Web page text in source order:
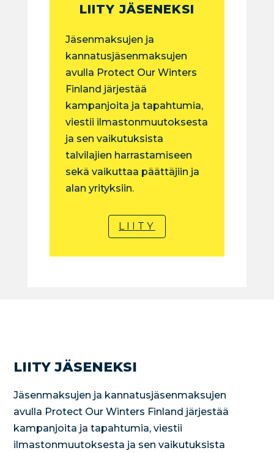
LIITY JÄSENEKSI
Jäsenmaksujen ja
kannatusjäsenmaksujen
avulla Protect Our Winters
Finland järjestää
kampanjoita ja tapahtumia,
viestii ilmastonmuutoksesta
ja sen vaikutuksista
talvilajien harrastamiseen
sekä vaikuttaa päättäjiin ja
alan yrityksiin.
LIITY
LIITY JÄSENEKSI
Jäsenmaksujen ja kannatusjäsenmaksujen
avulla Protect Our Winters Finland järjestää
kampanjoita ja tapahtumia, viestii
ilmastonmuutoksesta ja sen vaikutuksista